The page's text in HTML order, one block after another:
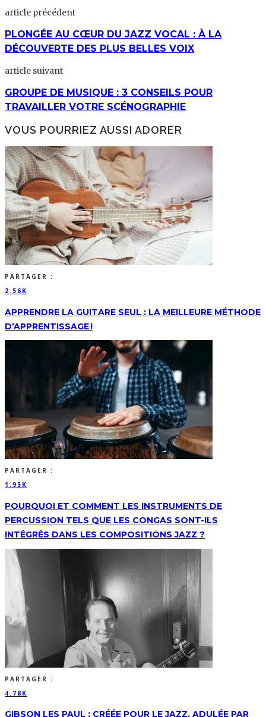
article précédent
PLONGÉE AU CŒUR DU JAZZ VOCAL : À LA
DÉCOUVERTE DES PLUS BELLES VOIX
article suivant
GROUPE DE MUSIQUE : 3 CONSEILS POUR
TRAVAILLER VOTRE SCÉNOGRAPHIE
VOUS POURRIEZ AUSSI ADORER
PARTAGER :
2.56K
APPRENDRE LA GUITARE SEUL : LA MEILLEURE MÉTHODE
D’APPRENTISSAGE !
PARTAGER :
1.95K
POURQUOI ET COMMENT LES INSTRUMENTS DE
PERCUSSION TELS QUE LES CONGAS SONT-ILS
INTÉGRÉS DANS LES COMPOSITIONS JAZZ ?
PARTAGER :
4.78K
GIBSON LES PAUL : CRÉÉE POUR LE JAZZ, ADULÉE PAR